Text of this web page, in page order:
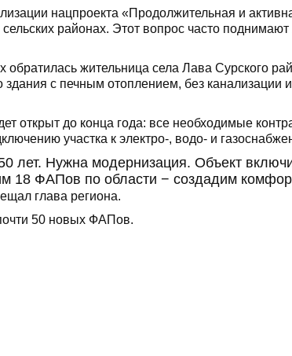
нацпроекта «Продолжительная и
районах. Этот вопрос часто поднимают
обратилась жительница села Лава Сурского
с печным отоплением, без канализации и
открыт до конца года: все необходимые
участка к электро-, водо- и
лет. Нужна модернизация. Объект
18 ФАПов по области − создадим
глава региона.
50 новых ФАПов.